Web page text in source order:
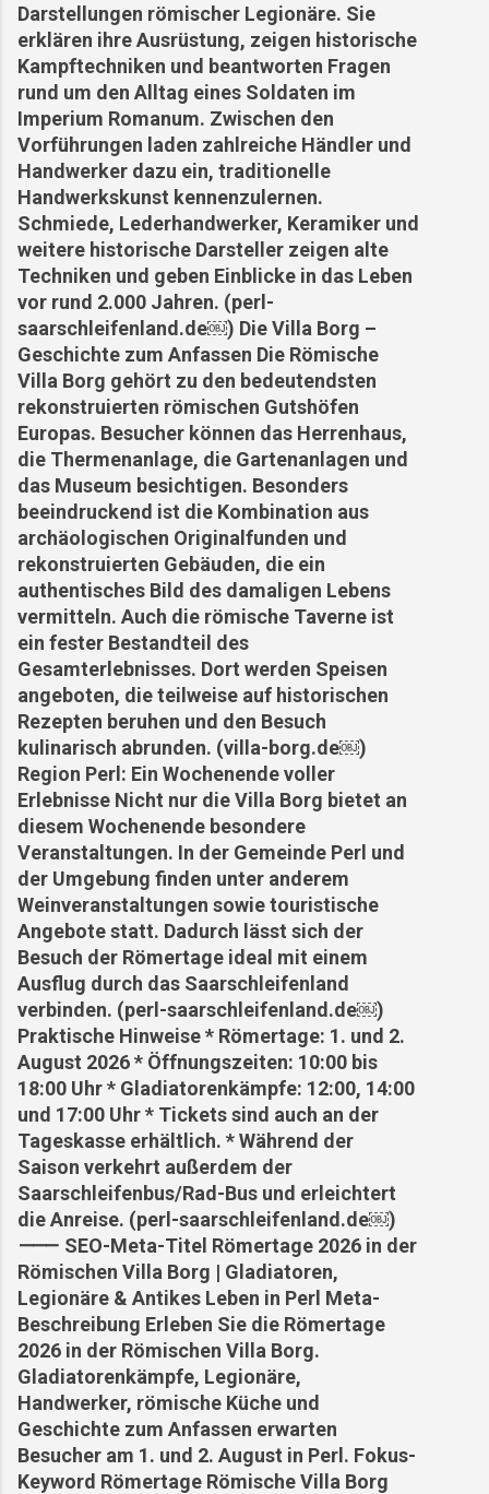
Darstellungen römischer Legionäre. Sie
erklären ihre Ausrüstung, zeigen historische
Kampftechniken und beantworten Fragen
rund um den Alltag eines Soldaten im
Imperium Romanum. Zwischen den
Vorführungen laden zahlreiche Händler und
Handwerker dazu ein, traditionelle
Handwerkskunst kennenzulernen.
Schmiede, Lederhandwerker, Keramiker und
weitere historische Darsteller zeigen alte
Techniken und geben Einblicke in das Leben
vor rund 2.000 Jahren. (perl-
saarschleifenland.de⁠￼) Die Villa Borg –
Geschichte zum Anfassen Die Römische
Villa Borg gehört zu den bedeutendsten
rekonstruierten römischen Gutshöfen
Europas. Besucher können das Herrenhaus,
die Thermenanlage, die Gartenanlagen und
das Museum besichtigen. Besonders
beeindruckend ist die Kombination aus
archäologischen Originalfunden und
rekonstruierten Gebäuden, die ein
authentisches Bild des damaligen Lebens
vermitteln. Auch die römische Taverne ist
ein fester Bestandteil des
Gesamterlebnisses. Dort werden Speisen
angeboten, die teilweise auf historischen
Rezepten beruhen und den Besuch
kulinarisch abrunden. (villa-borg.de⁠￼)
Region Perl: Ein Wochenende voller
Erlebnisse Nicht nur die Villa Borg bietet an
diesem Wochenende besondere
Veranstaltungen. In der Gemeinde Perl und
der Umgebung finden unter anderem
Weinveranstaltungen sowie touristische
Angebote statt. Dadurch lässt sich der
Besuch der Römertage ideal mit einem
Ausflug durch das Saarschleifenland
verbinden. (perl-saarschleifenland.de⁠￼)
Praktische Hinweise * Römertage: 1. und 2.
August 2026 * Öffnungszeiten: 10:00 bis
18:00 Uhr * Gladiatorenkämpfe: 12:00, 14:00
und 17:00 Uhr * Tickets sind auch an der
Tageskasse erhältlich. * Während der
Saison verkehrt außerdem der
Saarschleifenbus/Rad-Bus und erleichtert
die Anreise. (perl-saarschleifenland.de⁠￼)
⸻ SEO-Meta-Titel Römertage 2026 in der
Römischen Villa Borg | Gladiatoren,
Legionäre & Antikes Leben in Perl Meta-
Beschreibung Erleben Sie die Römertage
2026 in der Römischen Villa Borg.
Gladiatorenkämpfe, Legionäre,
Handwerker, römische Küche und
Geschichte zum Anfassen erwarten
Besucher am 1. und 2. August in Perl. Fokus-
Keyword Römertage Römische Villa Borg